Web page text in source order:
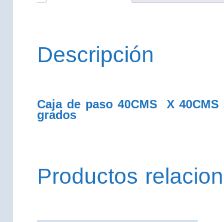
Descripción
Caja de paso 40CMS X
grados
Productos